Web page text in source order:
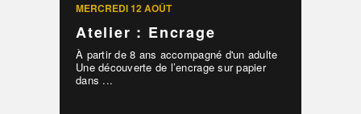
MERCREDI 12 AOÛT
Atelier : Encrage
À partir de 8 ans accompagné d'un adulte
Une découverte de l’encrage sur papier
dans ...